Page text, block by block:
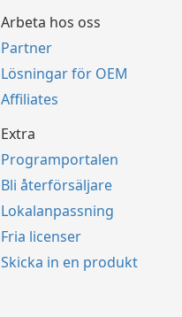
Arbeta hos oss
Partner
Lösningar för OEM
Affiliates
Extra
Programportalen
Bli återförsäljare
Lokalanpassning
Fria licenser
Skicka in en produkt